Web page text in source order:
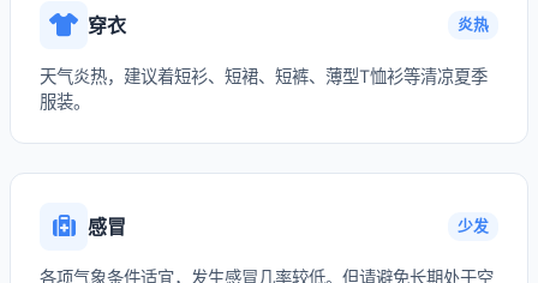
穿衣 炎热
天气炎热，建议着短衫、短裙、短裤、薄型T恤衫等清凉夏季
服装。
感冒 少发
各项气象条件适宜，发生感冒几率较低。但请避免长期处于空